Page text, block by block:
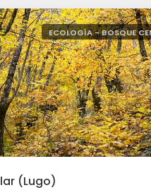
ECOLOGÍA - BOSQUE
(Lugo)